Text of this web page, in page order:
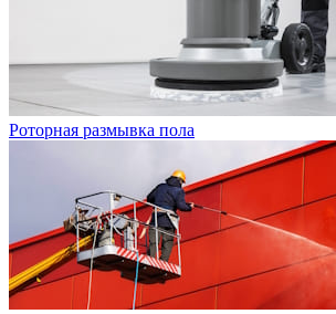
Роторная размывка пола